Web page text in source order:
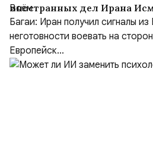
иностранных дел Ирана
выступил с заявлением
Багаи: Иран получил сигналы
неготовности воевать на
Европейск...